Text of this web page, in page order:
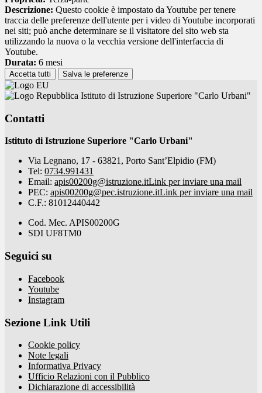
Descrizione: Questo cookie è impostato da Youtube per tenere
traccia delle preferenze dell'utente per i video di Youtube incorporati
nei siti; può anche determinare se il visitatore del sito web sta
utilizzando la nuova o la vecchia versione dell'interfaccia di
Youtube.
Durata: 6 mesi
Accetta tutti Salva le preferenze
Istituto di Istruzione Superiore "Carlo Urbani"
Contatti
Istituto di Istruzione Superiore "Carlo Urbani"
Via Legnano, 17 - 63821, Porto Sant’Elpidio (FM)
Tel: 0734.991431
Email: apis00200g@istruzione.itLink per inviare una mail
PEC: apis00200g@pec.istruzione.itLink per inviare una mail
C.F.: 81012440442
Cod. Mec. APIS00200G
SDI UF8TM0
Seguici su
Facebook
Youtube
Instagram
Sezione Link Utili
Cookie policy
Note legali
Informativa Privacy
Ufficio Relazioni con il Pubblico
Dichiarazione di accessibilità